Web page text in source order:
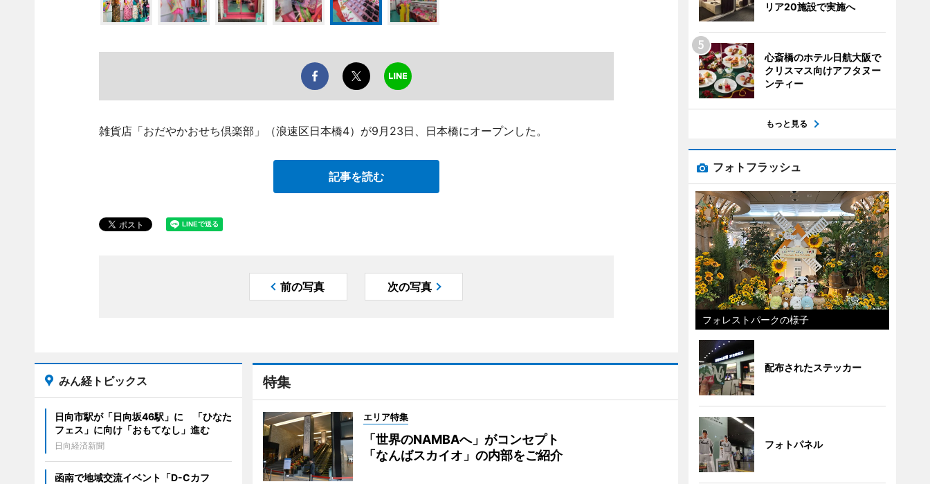
雑貨店「おだやかおせち倶楽部」（浪速区日本橋4）が9月23日、日本橋にオープンした。
記事を読む
前の写真 次の写真
特集
エリア特集
「世界のNAMBAへ」がコンセプト
「なんばスカイオ」の内部をご紹介
みん経トピックス
日向市駅が「日向坂46駅」に 「ひなた
フェス」に向け「おもてなし」進む
日向経済新聞
函南で地域交流イベント「D-Cカフ
リア20施設で実施へ
心斎橋のホテル日航大阪で
クリスマス向けアフタヌー
ンティー
もっと見る
フォトフラッシュ
フォレストパークの様子
配布されたステッカー
フォトパネル